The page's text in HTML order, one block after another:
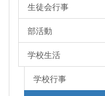
生徒会行事
部活動
学校生活
学校行事